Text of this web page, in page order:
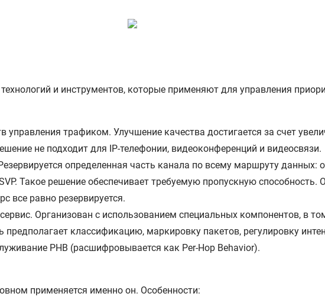
и инструментов, которые применяют для управления
управления трафиком. Улучшение качества достигается за счет
не подходит для IP-телефонии, видеоконференций и видеосвязи.
определенная часть канала по всему маршруту данных:
Такое решение обеспечивает требуемую пропускную
все равно резервируется.
Организован с использованием специальных компонентов, в
классификацию, маркировку пакетов, регулировку
PHB (расшифровывается как Per-Hop Behavior).
применяется именно он. Особенности: